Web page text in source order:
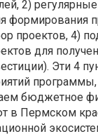
2)
формирования
проектов, 4)
для
Эти 4
бюджетное
в Пермском